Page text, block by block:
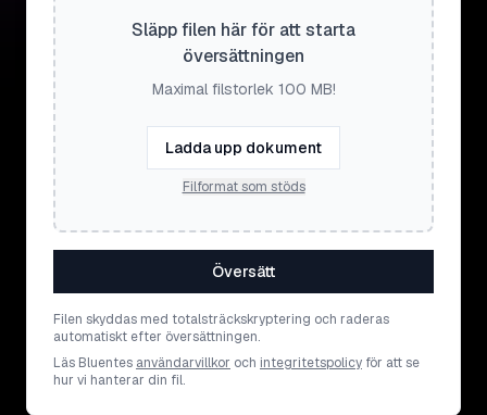
Släpp filen här för att starta
översättningen
Maximal filstorlek 100 MB!
Ladda upp dokument
Filformat som stöds
Översätt
Filen skyddas med totalsträckskryptering och raderas
automatiskt efter översättningen.
Läs Bluentes användarvillkor och integritetspolicy för att se
hur vi hanterar din fil.